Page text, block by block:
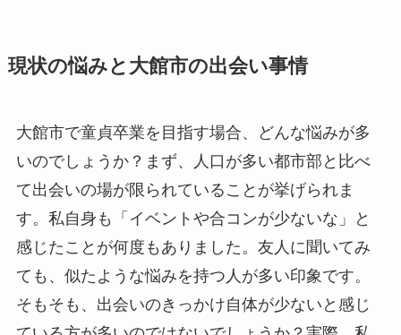
現状の悩みと大館市の出会い事情
大館市で童貞卒業を目指す場合、どんな悩みが多
いのでしょうか？まず、人口が多い都市部と比べ
て出会いの場が限られていることが挙げられま
す。私自身も「イベントや合コンが少ないな」と
感じたことが何度もありました。友人に聞いてみ
ても、似たような悩みを持つ人が多い印象です。
そもそも、出会いのきっかけ自体が少ないと感じ